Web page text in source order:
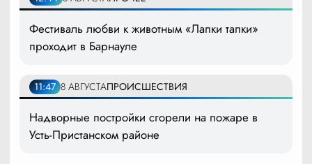
Фестиваль любви к животным «Лапки тапки»
проходит в Барнауле
11:47 8 АВГУСТАПРОИСШЕСТВИЯ
Надворные постройки сгорели на пожаре в
Усть-Пристанском районе